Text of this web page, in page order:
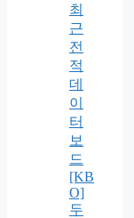
최
근
전
적
데
이
터
보
드
[KB
O]
두